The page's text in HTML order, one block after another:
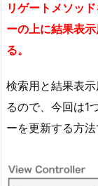
リゲートメソッ
ーの上に結果表
る。
検索用と結果表
るので、今回は1
ーを更新する方法